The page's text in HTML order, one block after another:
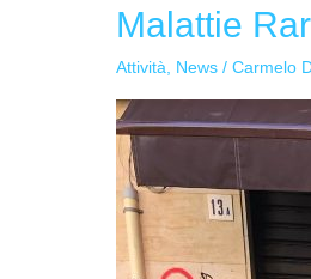
Malattie
Attività News /Carmelo
Case
Sante
la
Giornata
Mondiale
delle
Malattie